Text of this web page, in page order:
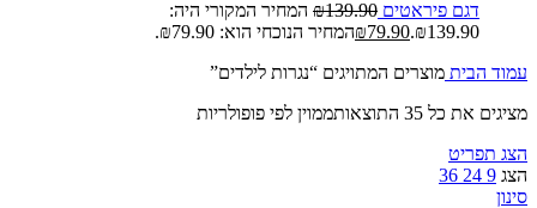
דגם פיראטים
₪139.90
המחיר המקורי היה:
₪139.90.
₪79.90
המחיר הנוכחי הוא: ₪79.90.
עמוד הבית מוצרים המתויגים “נגרות לילדים”
מציגים את כל ⁦35⁩ התוצאות
ממוין לפי פופולריות
הצג תפריט
הצג 9
24
36
סינון